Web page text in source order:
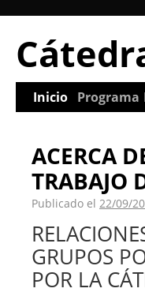
Inicio Programa
ACERCA
TRABAJO
Publicado el 22/09/
GRUPOS
POR LA